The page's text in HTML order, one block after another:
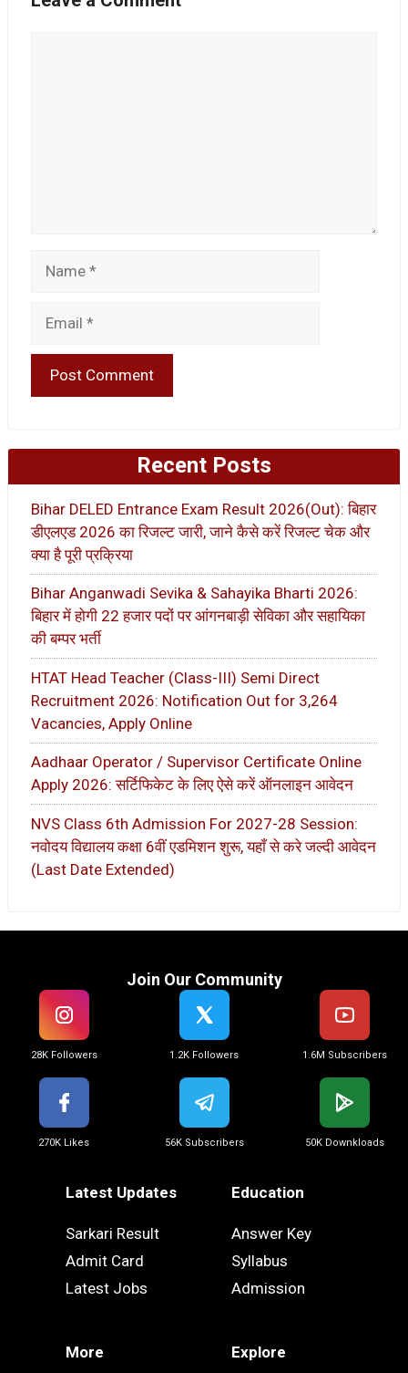
Recent Posts
Bihar DELED Entrance Exam Result 2026(Out): बिहार
डीएलएड 2026 का रिजल्ट जारी, जाने कैसे करें रिजल्ट चेक और
क्या है पूरी प्रक्रिया
Bihar Anganwadi Sevika & Sahayika Bharti 2026:
बिहार में होगी 22 हजार पदों पर आंगनबाड़ी सेविका और सहायिका
की बम्पर भर्ती
HTAT Head Teacher (Class-III) Semi Direct
Recruitment 2026: Notification Out for 3,264
Vacancies, Apply Online
Aadhaar Operator / Supervisor Certificate Online
Apply 2026: सर्टिफिकेट के लिए ऐसे करें ऑनलाइन आवेदन
NVS Class 6th Admission For 2027-28 Session:
नवोदय विद्यालय कक्षा 6वीं एडमिशन शुरू, यहाँ से करे जल्दी आवेदन
(Last Date Extended)
Join Our Community
28K Followers 1.2K Followers 1.6M Subscribers
270K Likes 56K Subscribers 50K Downkloads
Latest Updates
Sarkari Result
Admit Card
Latest Jobs
Education
Answer Key
Syllabus
Admission
More Explore